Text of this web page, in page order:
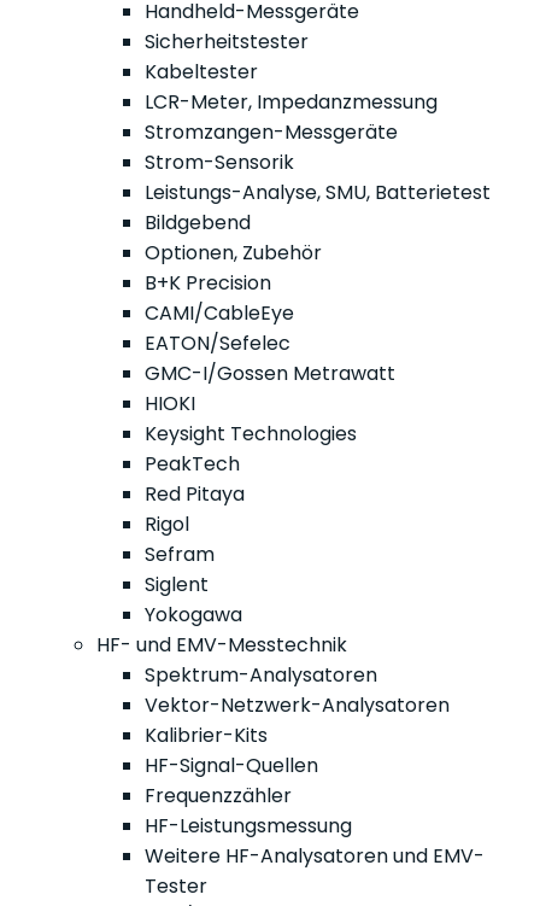
Handheld-Messgeräte
Sicherheitstester
Kabeltester
LCR-Meter, Impedanzmessung
Stromzangen-Messgeräte
Strom-Sensorik
Leistungs-Analyse, SMU, Batterietest
Bildgebend
Optionen, Zubehör
B+K Precision
CAMI/CableEye
EATON/Sefelec
GMC-I/Gossen Metrawatt
HIOKI
Keysight Technologies
PeakTech
Red Pitaya
Rigol
Sefram
Siglent
Yokogawa
HF- und EMV-Messtechnik
Spektrum-Analysatoren
Vektor-Netzwerk-Analysatoren
Kalibrier-Kits
HF-Signal-Quellen
Frequenzzähler
HF-Leistungsmessung
Weitere HF-Analysatoren und EMV-
Tester